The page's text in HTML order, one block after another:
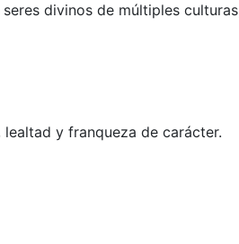
divinos de múltiples
y franqueza de carácter.